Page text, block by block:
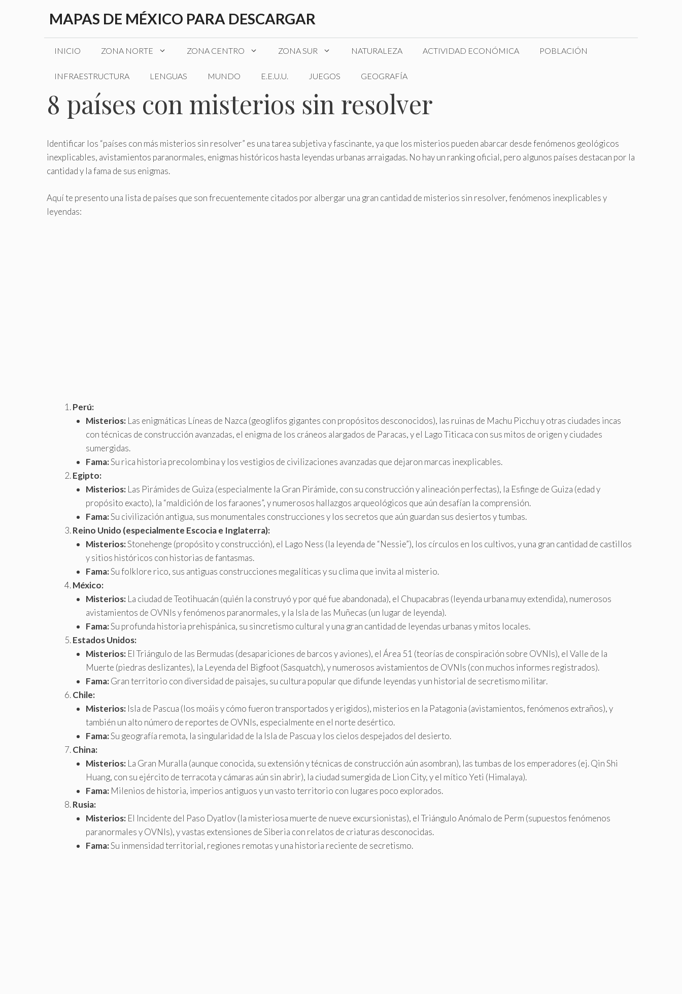
MAPAS DE MÉXICO PARA DESCARGAR
INICIO ZONA NORTE ZONA CENTRO ZONA SUR NATURALEZA ACTIVIDAD ECONÓMICA POBLACIÓN
INFRAESTRUCTURA LENGUAS MUNDO E.E.U.U. JUEGOS GEOGRAFÍA
8 países con misterios sin resolver
Identificar los “países con más misterios sin resolver” es una tarea subjetiva y fascinante, ya que los misterios pueden abarcar desde fenómenos geológicos
inexplicables, avistamientos paranormales, enigmas históricos hasta leyendas urbanas arraigadas. No hay un ranking oficial, pero algunos países destacan por la
cantidad y la fama de sus enigmas.
Aquí te presento una lista de países que son frecuentemente citados por albergar una gran cantidad de misterios sin resolver, fenómenos inexplicables y
leyendas:
Perú:
Misterios:Las enigmáticas Líneas de Nazca (geoglifos gigantes con propósitos desconocidos), las ruinas de Machu Picchu y otras ciudades incas
con técnicas de construcción avanzadas, el enigma de los cráneos alargados de Paracas, y el Lago Titicaca con sus mitos de origen y ciudades
sumergidas.
Fama:Su rica historia precolombina y los vestigios de civilizaciones avanzadas que dejaron marcas inexplicables.
Egipto:
Misterios:Las Pirámides de Guiza (especialmente la Gran Pirámide, con su construcción y alineación perfectas), la Esfinge de Guiza (edad y
propósito exacto), la “maldición de los faraones”, y numerosos hallazgos arqueológicos que aún desafían la comprensión.
Fama:Su civilización antigua, sus monumentales construcciones y los secretos que aún guardan sus desiertos y tumbas.
Reino Unido (especialmente Escocia e Inglaterra):
Misterios:Stonehenge (propósito y construcción), el Lago Ness (la leyenda de “Nessie”), los círculos en los cultivos, y una gran cantidad de castillos
y sitios históricos con historias de fantasmas.
Fama:Su folklore rico, sus antiguas construcciones megalíticas y su clima que invita al misterio.
México:
Misterios:La ciudad de Teotihuacán (quién la construyó y por qué fue abandonada), el Chupacabras (leyenda urbana muy extendida), numerosos
avistamientos de OVNIs y fenómenos paranormales, y la Isla de las Muñecas (un lugar de leyenda).
Fama:Su profunda historia prehispánica, su sincretismo cultural y una gran cantidad de leyendas urbanas y mitos locales.
Estados Unidos:
Misterios:El Triángulo de las Bermudas (desapariciones de barcos y aviones), el Área 51 (teorías de conspiración sobre OVNIs), el Valle de la
Muerte (piedras deslizantes), la Leyenda del Bigfoot (Sasquatch), y numerosos avistamientos de OVNIs (con muchos informes registrados).
Fama:Gran territorio con diversidad de paisajes, su cultura popular que difunde leyendas y un historial de secretismo militar.
Chile:
Misterios:Isla de Pascua (los moáis y cómo fueron transportados y erigidos), misterios en la Patagonia (avistamientos, fenómenos extraños), y
también un alto número de reportes de OVNIs, especialmente en el norte desértico.
Fama:Su geografía remota, la singularidad de la Isla de Pascua y los cielos despejados del desierto.
China:
Misterios:La Gran Muralla (aunque conocida, su extensión y técnicas de construcción aún asombran), las tumbas de los emperadores (ej. Qin Shi
Huang, con su ejército de terracota y cámaras aún sin abrir), la ciudad sumergida de Lion City, y el mítico Yeti (Himalaya).
Fama:Milenios de historia, imperios antiguos y un vasto territorio con lugares poco explorados.
Rusia:
Misterios:El Incidente del Paso Dyatlov (la misteriosa muerte de nueve excursionistas), el Triángulo Anómalo de Perm (supuestos fenómenos
paranormales y OVNIs), y vastas extensiones de Siberia con relatos de criaturas desconocidas.
Fama:Su inmensidad territorial, regiones remotas y una historia reciente de secretismo.